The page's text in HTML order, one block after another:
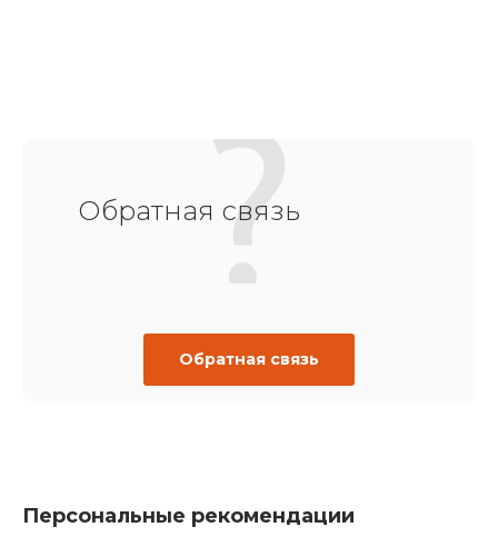
Обратная связь
Обратная связь
Персональные рекомендации